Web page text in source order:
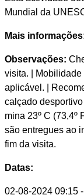
Mundial da
Mais
Observações:
visita. |
aplicável. |
calçado
mina 23º C (73,4º
são entregues ao
fim da visita.
Datas:
02-08-2024 09:15